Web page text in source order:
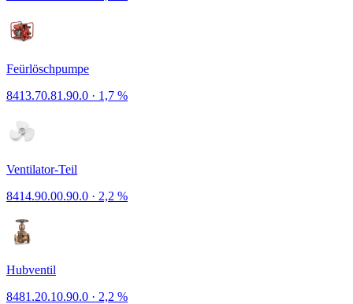
Feürlöschpumpe
8413.70.81.90.0 · 1,7 %
Ventilator-Teil
8414.90.00.90.0 · 2,2 %
Hubventil
8481.20.10.90.0 · 2,2 %